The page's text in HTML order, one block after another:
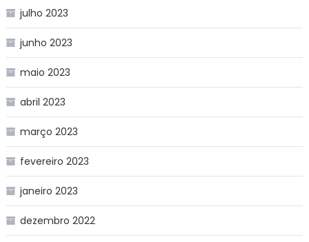
julho 2023
junho 2023
maio 2023
abril 2023
março 2023
fevereiro 2023
janeiro 2023
dezembro 2022